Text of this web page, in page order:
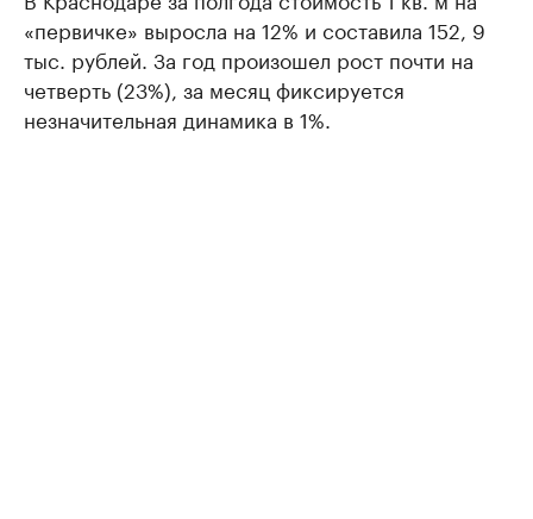
«первичке» выросла на 12% и составила 152, 9
тыс. рублей. За год произошел рост почти на
четверть (23%), за месяц фиксируется
незначительная динамика в 1%.